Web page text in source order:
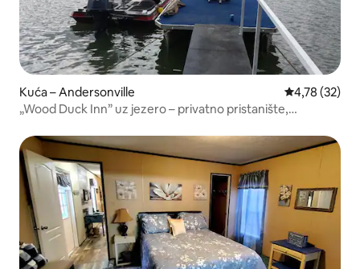
Kuća – Andersonville Prosječna
4,78 (32)
„Wood Duck Inn” uz jezero – privatno pristanište,